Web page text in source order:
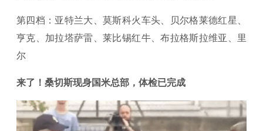
第四档：亚特兰大、莫斯科火车头、贝尔格莱德红星、
亨克、加拉塔萨雷、莱比锡红牛、布拉格斯拉维亚、里
尔
来了！桑切斯现身国米总部，体检已完成